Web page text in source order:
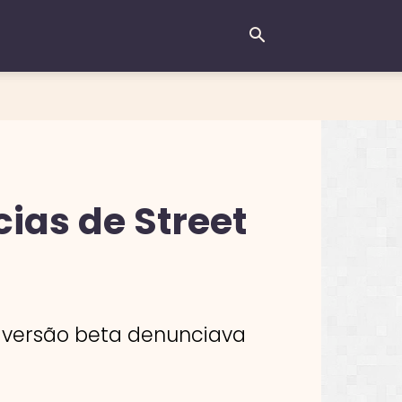
de Street
beta denunciava